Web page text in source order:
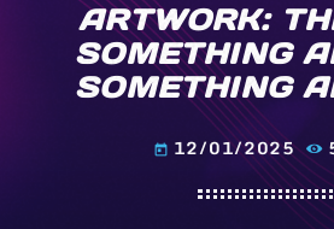
ARTWORK:
SOMETHING
SOMETHING
today 12/01/2025